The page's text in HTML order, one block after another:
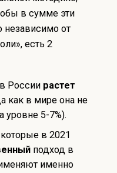
в сумме эти
независимо от
есть 2
России растет
как в мире она не
уровне 5-7%).
в 2021
подход в
именно